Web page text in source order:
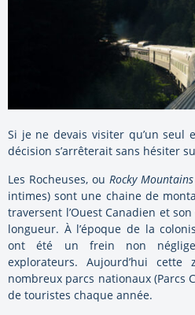
Si je ne devais visiter qu’un seul
décision s’arrêterait sans hésiter
Les Rocheuses, ouRocky Mountains
intimes) sont une chaine de
traversent l’Ouest Canadien et
longueur. À l’époque de la
ont été un frein non
explorateurs. Aujourd’hui
nombreux parcs nationaux (Parcs
de touristes chaque année.